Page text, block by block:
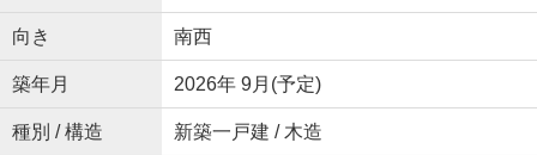
向き 南西
築年月 2026年 9月(予定)
種別 / 構造 新築一戸建 / 木造